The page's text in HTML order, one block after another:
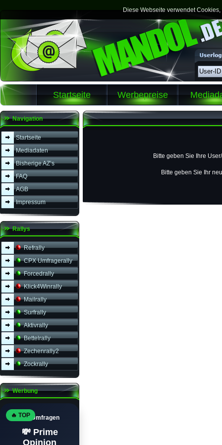
Diese Webseite verwendet
Startseite Werbepreise
Navigation
Startseite
Mediadaten
Bisherige AZ’s
FAQ
AGB
Impressum
Rallys
Refrally
CPX Umfragerally
Forcedrally
Klick4Winrally
Mailrally
Surfrally
Aktivrally
Bettelrally
Zechenrally2
Zockrally
Werbung
🔥 TOP
Top Umfragen
💸 Prime
Opinion
Bitte geben Sie Ihre
Bitte geben Sie Ihr